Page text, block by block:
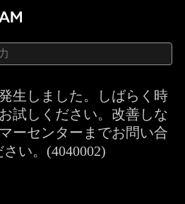
生しました。しばらく時
試しください。改善しな
ーセンターまでお問い合
い。(4040002)